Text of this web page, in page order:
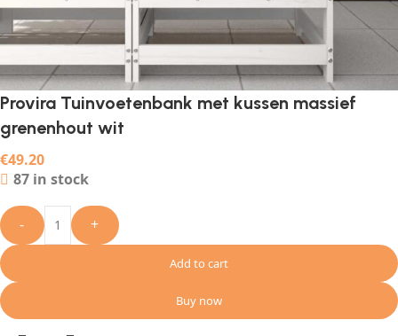
Provira Tuinvoetenbank met kussen massief
grenenhout wit
€49.20
87 in stock
- +
Add to cart
Buy now